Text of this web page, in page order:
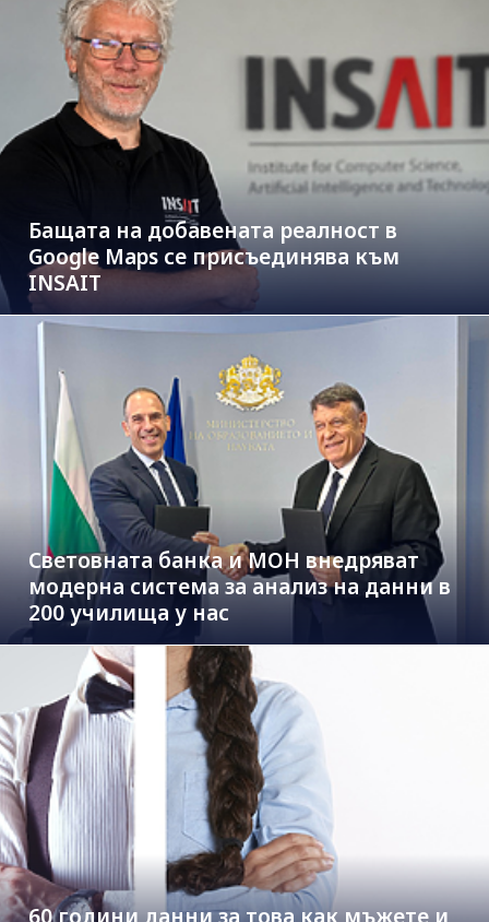
Бащата на добавената реалност в
Google Maps се присъединява към
INSAIT
Световната банка и МОН внедряват
модерна система за анализ на данни в
200 училища у нас